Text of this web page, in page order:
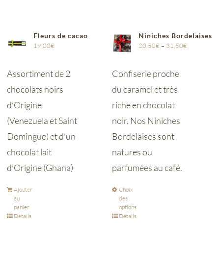
Fleurs de cacao
19,00€
Assortiment de 2
chocolats noirs
d’Origine
(Venezuela et Saint
Domingue) et d’un
chocolat lait
d’Origine (Ghana)
Ajouter
au
panier
Détails
Niniches Bordelaises
20,50€ – 31,50€
Confiserie proche
du caramel et très
riche en chocolat
noir. Nos Niniches
Bordelaises sont
natures ou
parfumées au café.
Choix
des
options
Détails